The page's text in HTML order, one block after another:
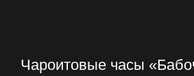
Чароитовые часы